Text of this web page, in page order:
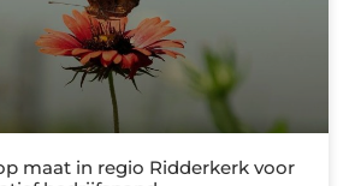
maat in regio Ridderkerk voor